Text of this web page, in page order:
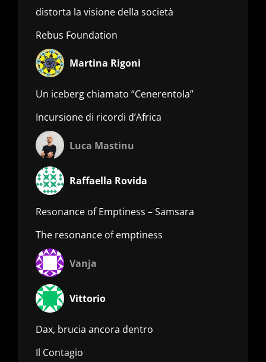
distorta la visione della società
Rebus Foundation
Martina Rigoni
Un iceberg chiamato “Cenerentola”
Incursione di ricordi d’Africa
Luca Mastinu
Raffaella Rovida
Resonance of Emptiness – Samsara
The resonance of emptiness
Vanja
Vittorio
Dax, brucia ancora dentro
Il Contagio